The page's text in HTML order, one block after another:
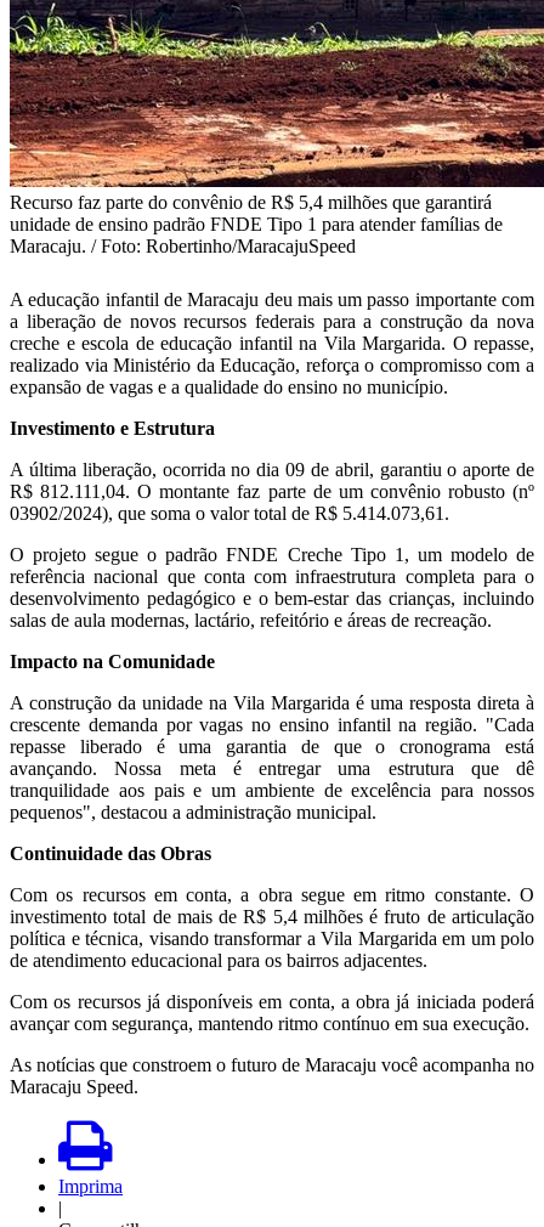
Recurso faz parte do convênio de R$ 5,4 milhões que garantirá
unidade de ensino padrão FNDE Tipo 1 para atender famílias de
Maracaju. / Foto: Robertinho/MaracajuSpeed
A educação infantil de Maracaju deu mais um passo importante com
a liberação de novos recursos federais para a construção da nova
creche e escola de educação infantil na Vila Margarida. O repasse,
realizado via Ministério da Educação, reforça o compromisso com a
expansão de vagas e a qualidade do ensino no município.
Investimento e Estrutura
A última liberação, ocorrida no dia 09 de abril, garantiu o aporte de
R$ 812.111,04. O montante faz parte de um convênio robusto (nº
03902/2024), que soma o valor total de R$ 5.414.073,61.
O projeto segue o padrão FNDE Creche Tipo 1, um modelo de
referência nacional que conta com infraestrutura completa para o
desenvolvimento pedagógico e o bem-estar das crianças, incluindo
salas de aula modernas, lactário, refeitório e áreas de recreação.
Impacto na Comunidade
A construção da unidade na Vila Margarida é uma resposta direta à
crescente demanda por vagas no ensino infantil na região. "Cada
repasse liberado é uma garantia de que o cronograma está
avançando. Nossa meta é entregar uma estrutura que dê
tranquilidade aos pais e um ambiente de excelência para nossos
pequenos", destacou a administração municipal.
Continuidade das Obras
Com os recursos em conta, a obra segue em ritmo constante. O
investimento total de mais de R$ 5,4 milhões é fruto de articulação
política e técnica, visando transformar a Vila Margarida em um polo
de atendimento educacional para os bairros adjacentes.
Com os recursos já disponíveis em conta, a obra já iniciada poderá
avançar com segurança, mantendo ritmo contínuo em sua execução.
As notícias que constroem o futuro de Maracaju você acompanha no
Maracaju Speed.
Imprima
|